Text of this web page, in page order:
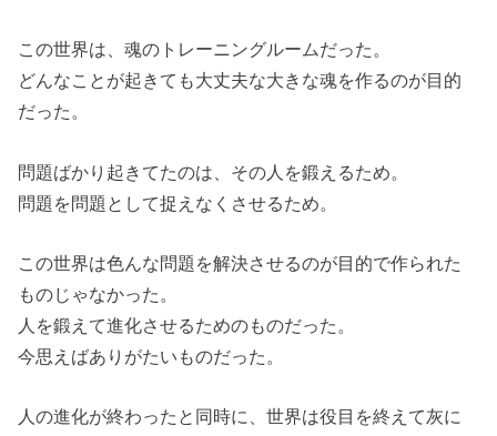
この世界は、魂のトレーニングルームだった。
どんなことが起きても大丈夫な大きな魂を作るのが目的
だった。
問題ばかり起きてたのは、その人を鍛えるため。
問題を問題として捉えなくさせるため。
この世界は色んな問題を解決させるのが目的で作られた
ものじゃなかった。
人を鍛えて進化させるためのものだった。
今思えばありがたいものだった。
人の進化が終わったと同時に、世界は役目を終えて灰に